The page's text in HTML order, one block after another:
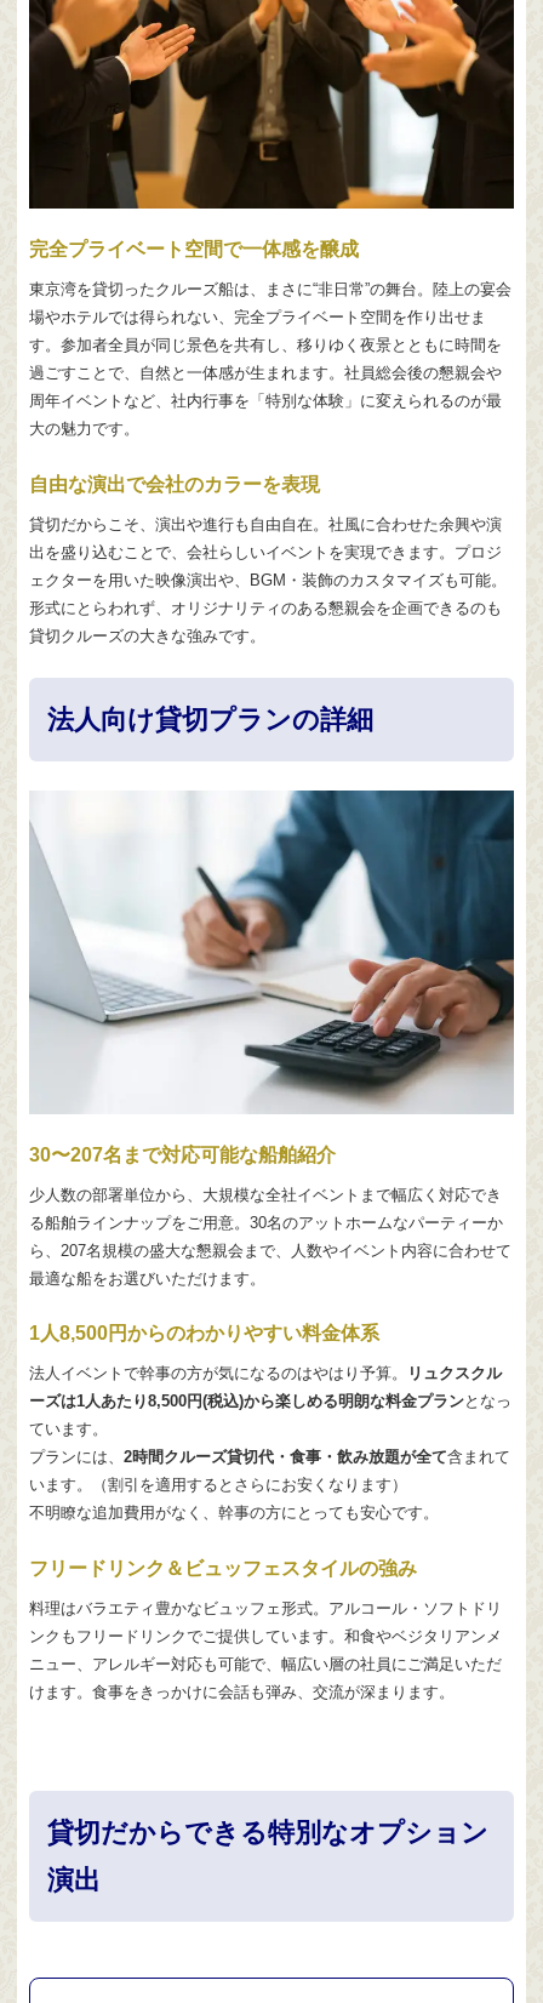
完全プライベート空間で一体感を醸成
東京湾を貸切ったクルーズ船は、まさに“非日常”の舞台。陸上の宴会
場やホテルでは得られない、完全プライベート空間を作り出せま
す。参加者全員が同じ景色を共有し、移りゆく夜景とともに時間を
過ごすことで、自然と一体感が生まれます。社員総会後の懇親会や
周年イベントなど、社内行事を「特別な体験」に変えられるのが最
大の魅力です。
自由な演出で会社のカラーを表現
貸切だからこそ、演出や進行も自由自在。社風に合わせた余興や演
出を盛り込むことで、会社らしいイベントを実現できます。プロジ
ェクターを用いた映像演出や、BGM・装飾のカスタマイズも可能。
形式にとらわれず、オリジナリティのある懇親会を企画できるのも
貸切クルーズの大きな強みです。
法人向け貸切プランの詳細
30〜207名まで対応可能な船舶紹介
少人数の部署単位から、大規模な全社イベントまで幅広く対応でき
る船舶ラインナップをご用意。30名のアットホームなパーティーか
ら、207名規模の盛大な懇親会まで、人数やイベント内容に合わせて
最適な船をお選びいただけます。
1人8,500円からのわかりやすい料金体系
法人イベントで幹事の方が気になるのはやはり予算。
リュクスクル
ーズは1人あたり8,500円(税込)から楽しめる明朗な料金プランとなっ
ています。
プランには、 2時間クルーズ貸切代・食事・飲み放題が全て含まれて
います。（割引を適用するとさらにお安くなります）
不明瞭な追加費用がなく、幹事の方にとっても安心です。
フリードリンク＆ビュッフェスタイルの強み
料理はバラエティ豊かなビュッフェ形式。アルコール・ソフトドリ
ンクもフリードリンクでご提供しています。和食やベジタリアンメ
ニュー、アレルギー対応も可能で、幅広い層の社員にご満足いただ
けます。食事をきっかけに会話も弾み、交流が深まります。
貸切だからできる特別なオプション
演出